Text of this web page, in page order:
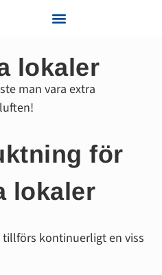
lokaler
man vara extra
för
lokaler
kontinuerligt en viss